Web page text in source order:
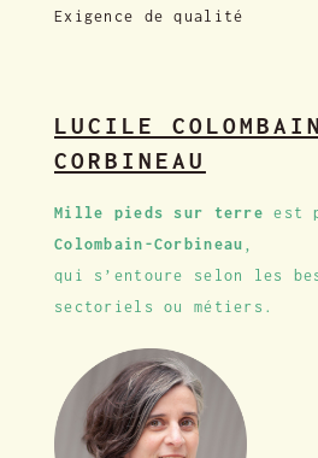
Exigence de qualité
LUCILE
CORBINEAU
Mille pieds sur terre est
Colombain-Corbineau ,
qui s’entoure selon les
sectoriels ou métiers.